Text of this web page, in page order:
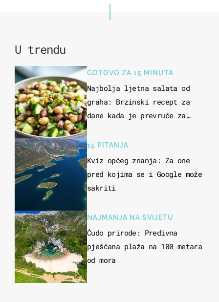
U trendu
GOTOVO ZA 15 MINUTA
Najbolja ljetna salata od
graha: Brzinski recept za
dane kada je prevruće za
15 PITANJA
Kviz općeg znanja: Za one
pred kojima se i Google može
sakriti
NAJMANJA NA SVIJETU
Čudo prirode: Predivna
pješčana plaža na 100 metara
od mora